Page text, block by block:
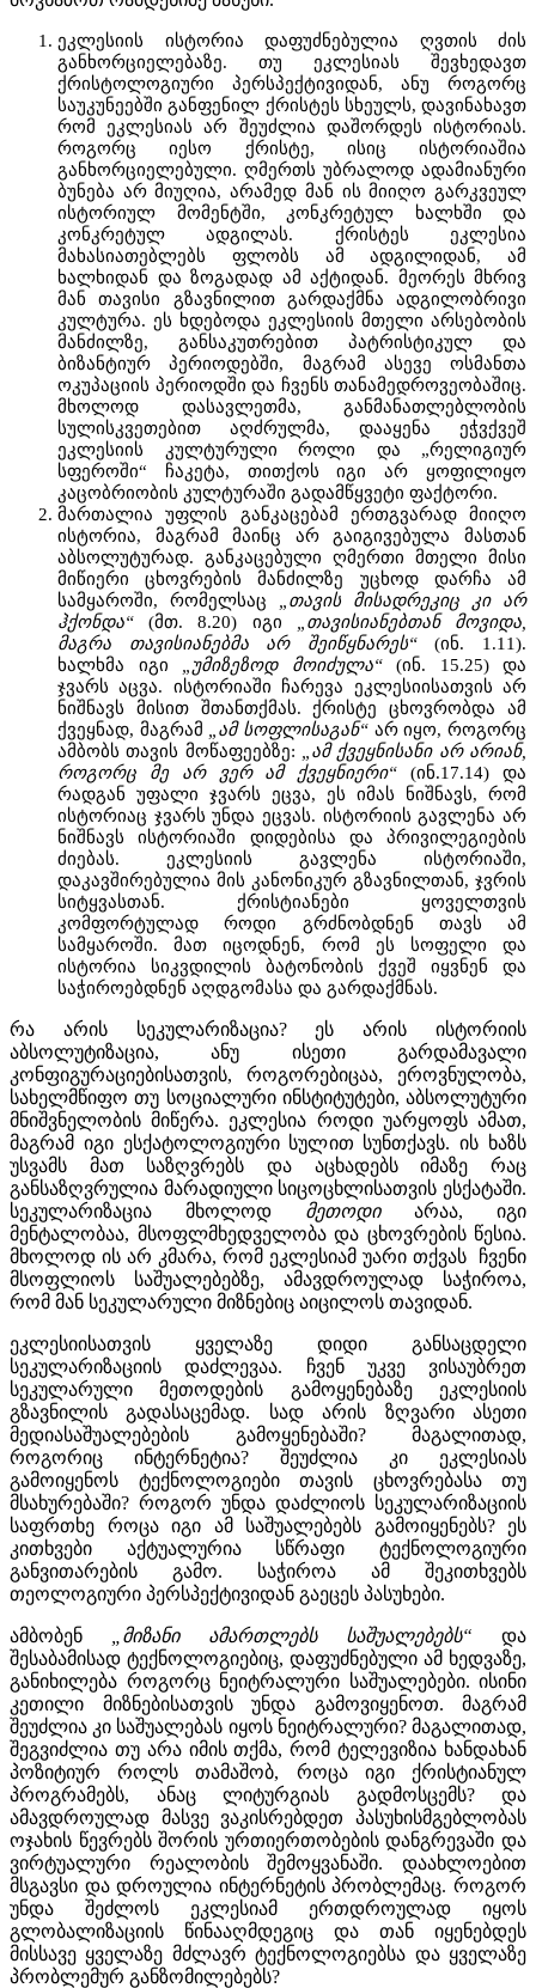
ეკლესიის ისტორია დაფუძნებულია ღვთის ძის
განხორციელებაზე. თუ ეკლესიას შევხედავთ
ქრისტოლოგიური პერსპექტივიდან, ანუ როგორც
საუკუნეებში განფენილ ქრისტეს სხეულს, დავინახავთ
რომ ეკლესიას არ შეუძლია დაშორდეს ისტორიას.
როგორც იესო ქრისტე, ისიც ისტორიაშია
განხორციელებული. ღმერთს უბრალოდ ადამიანური
ბუნება არ მიუღია, არამედ მან ის მიიღო გარკვეულ
ისტორიულ მომენტში, კონკრეტულ ხალხში და
კონკრეტულ ადგილას. ქრისტეს ეკლესია
მახასიათებლებს ფლობს ამ ადგილიდან, ამ
ხალხიდან და ზოგადად ამ აქტიდან. მეორეს მხრივ
მან თავისი გზავნილით გარდაქმნა ადგილობრივი
კულტურა. ეს ხდებოდა ეკლესიის მთელი არსებობის
მანძილზე, განსაკუთრებით პატრისტიკულ და
ბიზანტიურ პერიოდებში, მაგრამ ასევე ოსმანთა
ოკუპაციის პერიოდში და ჩვენს თანამედროვეობაშიც.
მხოლოდ დასავლეთმა, განმანათლებლობის
სულისკვეთებით აღძრულმა, დააყენა ეჭვქვეშ
ეკლესიის კულტურული როლი და „რელიგიურ
სფეროში“ ჩაკეტა, თითქოს იგი არ ყოფილიყო
კაცობრიობის კულტურაში გადამწყვეტი ფაქტორი.
მართალია უფლის განკაცებამ ერთგვარად მიიღო
ისტორია, მაგრამ მაინც არ გაიგივებულა მასთან
აბსოლუტურად. განკაცებული ღმერთი მთელი მისი
მიწიერი ცხოვრების მანძილზე უცხოდ დარჩა ამ
სამყაროში, რომელსაც
„თავის მისადრეკიც კი არ
ჰქონდა“ (მთ. 8.20) იგი
„თავისიანებთან მოვიდა,
მაგრა თავისიანებმა არ შეიწყნარეს“(ინ. 1.11).
ხალხმა იგი
„უმიზეზოდ მოიძულა“(ინ. 15.25) და
ჯვარს აცვა. ისტორიაში ჩარევა ეკლესიისათვის არ
ნიშნავს მისით შთანთქმას. ქრისტე ცხოვრობდა ამ
ქვეყნად, მაგრამ
„ამ სოფლისაგან“ არ იყო, როგორც
ამბობს თავის მოწაფეებზე:
„ამ ქვეყნისანი არ არიან,
როგორც მე არ ვერ ამ ქვეყნიერი“ (ინ.17.14) და
რადგან უფალი ჯვარს ეცვა, ეს იმას ნიშნავს, რომ
ისტორიაც ჯვარს უნდა ეცვას. ისტორიის გავლენა არ
ნიშნავს ისტორიაში დიდებისა და პრივილეგიების
ძიებას. ეკლესიის გავლენა ისტორიაში,
დაკავშირებულია მის კანონიკურ გზავნილთან, ჯვრის
სიტყვასთან. ქრისტიანები ყოველთვის
კომფორტულად როდი გრძნობდნენ თავს ამ
სამყაროში. მათ იცოდნენ, რომ ეს სოფელი და
ისტორია სიკვდილის ბატონობის ქვეშ იყვნენ და
საჭიროებდნენ აღდგომასა და გარდაქმნას.
რა არის სეკულარიზაცია? ეს არის ისტორიის
აბსოლუტიზაცია, ანუ ისეთი გარდამავალი
კონფიგურაციებისათვის, როგორებიცაა, ეროვნულობა,
სახელმწიფო თუ სოციალური ინსტიტუტები, აბსოლუტური
მნიშვნელობის მიწერა. ეკლესია როდი უარყოფს ამათ,
მაგრამ იგი ესქატოლოგიური სულით სუნთქავს. ის ხაზს
უსვამს მათ საზღვრებს და აცხადებს იმაზე რაც
განსაზღვრულია მარადიული სიცოცხლისათვის ესქატაში.
სეკულარიზაცია მხოლოდ მეთოდიარაა, იგი
მენტალობაა, მსოფლმხედველობა და ცხოვრების წესია.
მხოლოდ ის არ კმარა, რომ ეკლესიამ უარი თქვას ჩვენი
მსოფლიოს საშუალებებზე, ამავდროულად საჭიროა,
რომ მან სეკულარული მიზნებიც აიცილოს თავიდან.
ეკლესიისათვის ყველაზე დიდი განსაცდელი
სეკულარიზაციის დაძლევაა. ჩვენ უკვე ვისაუბრეთ
სეკულარული მეთოდების გამოყენებაზე ეკლესიის
გზავნილის გადასაცემად. სად არის ზღვარი ასეთი
მედიასაშუალებების გამოყენებაში? მაგალითად,
როგორიც ინტერნეტია? შეუძლია კი ეკლესიას
გამოიყენოს ტექნოლოგიები თავის ცხოვრებასა თუ
მსახურებაში? როგორ უნდა დაძლიოს სეკულარიზაციის
საფრთხე როცა იგი ამ საშუალებებს გამოიყენებს? ეს
კითხვები აქტუალურია სწრაფი ტექნოლოგიური
განვითარების გამო. საჭიროა ამ შეკითხვებს
თეოლოგიური პერსპექტივიდან გაეცეს პასუხები.
ამბობენ „მიზანი ამართლებს საშუალებებს“ და
შესაბამისად ტექნოლოგიებიც, დაფუძნებული ამ ხედვაზე,
განიხილება როგორც ნეიტრალური საშუალებები. ისინი
კეთილი მიზნებისათვის უნდა გამოვიყენოთ. მაგრამ
შეუძლია კი საშუალებას იყოს ნეიტრალური? მაგალითად,
შეგვიძლია თუ არა იმის თქმა, რომ ტელევიზია ხანდახან
პოზიტიურ როლს თამაშობ, როცა იგი ქრისტიანულ
პროგრამებს, ანაც ლიტურგიას გადმოსცემს? და
ამავდროულად მასვე ვაკისრებდეთ პასუხისმგებლობას
ოჯახის წევრებს შორის ურთიერთობების დანგრევაში და
ვირტუალური რეალობის შემოყვანაში. დაახლოებით
მსგავსი და დროულია ინტერნეტის პრობლემაც. როგორ
უნდა შეძლოს ეკლესიამ ერთდროულად იყოს
გლობალიზაციის წინააღმდეგიც და თან იყენებდეს
მისსავე ყველაზე მძლავრ ტექნოლოგიებსა და ყველაზე
პრობლემურ განზომილებებს?